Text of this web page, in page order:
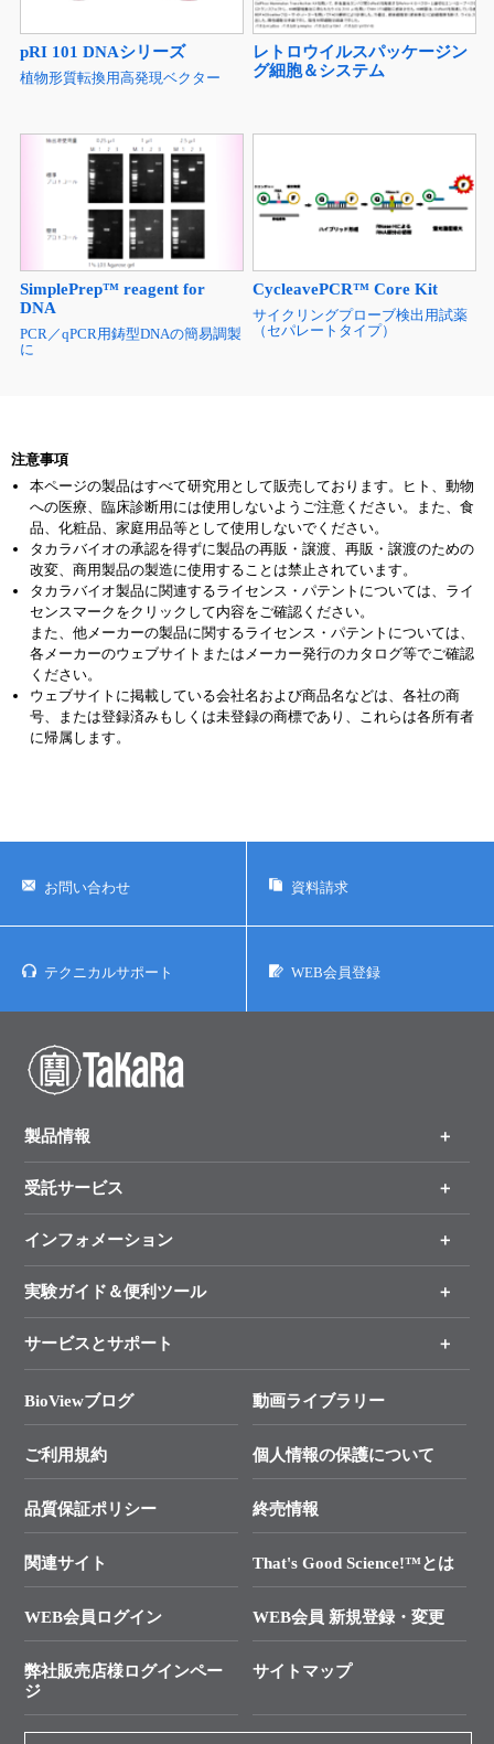
pRI 101 DNAシリーズ
植物形質転換用高発現ベクター
レトロウイルスパッケージン
グ細胞＆システム
SimplePrep™ reagent for
DNA
PCR／qPCR用鋳型DNAの簡易調製
に
CycleavePCR™ Core Kit
サイクリングプローブ検出用試薬
（セパレートタイプ）
注意事項
本ページの製品はすべて研究用として販売しております。ヒト、動物
への医療、臨床診断用には使用しないようご注意ください。また、食
品、化粧品、家庭用品等として使用しないでください。
タカラバイオの承認を得ずに製品の再販・譲渡、再販・譲渡のための
改変、商用製品の製造に使用することは禁止されています。
タカラバイオ製品に関連するライセンス・パテントについては、ライ
センスマークをクリックして内容をご確認ください。
また、他メーカーの製品に関するライセンス・パテントについては、
各メーカーのウェブサイトまたはメーカー発行のカタログ等でご確認
ください。
ウェブサイトに掲載している会社名および商品名などは、各社の商
号、または登録済みもしくは未登録の商標であり、これらは各所有者
に帰属します。
お問い合わせ 資料請求
テクニカルサポート WEB会員登録
製品情報
製品一覧
手法から製品を探す
新製品情報
受託サービス
オンライン注文
インフォメーション
キャンペーン
タカラバイオ各種会員募集のお知らせ
終売製品のお知らせ
価格改定のご案内
タカラバイオ発表文献
実験ガイド＆便利ツール
リアルタイムPCR実験のススメ
幹細胞・再生医療研究ガイド
クローニング実験ガイド
SMARTer NGSポータルサイト
プライマー設計
制限酵素切断サイトの検索
ユーザーズボイス集
エピジェネティクス実験ガイド
サービスとサポート
総合お問い合わせ
├ 実験コンシェルジュ
├ 受託サービスお問い合わせ
└ カスタム製造お問い合わせ
資料請求 機器関連
資料請求 受託関連
BioViewブログ 動画ライブラリー
ご利用規約 個人情報の保護について
品質保証ポリシー 終売情報
関連サイト That's Good Science!™とは
WEB会員ログイン WEB会員 新規登録・変更
弊社販売店様ログインペー
ジ
サイトマップ